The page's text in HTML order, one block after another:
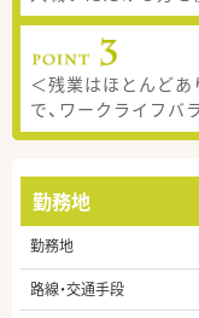
＜残業はほとんどあ
で、ワークライフバ
勤務地
勤務地
路線・交通手段